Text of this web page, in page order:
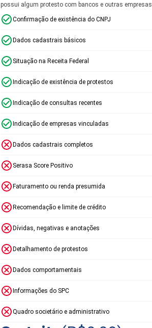
possui algum protesto com bancos e outras empresas.
Confirmação de existência do CNPJ
Dados cadastrais básicos
Situação na Receita Federal
Indicação de existência de protestos
Indicação de consultas recentes
Indicação de empresas vinculadas
Dados cadastrais completos
Serasa Score Positivo
Faturamento ou renda presumida
Recomendação e limite de crédito
Dívidas, negativas e anotações
Detalhamento de protestos
Dados comportamentais
Informações do SPC
Quadro societário e administrativo